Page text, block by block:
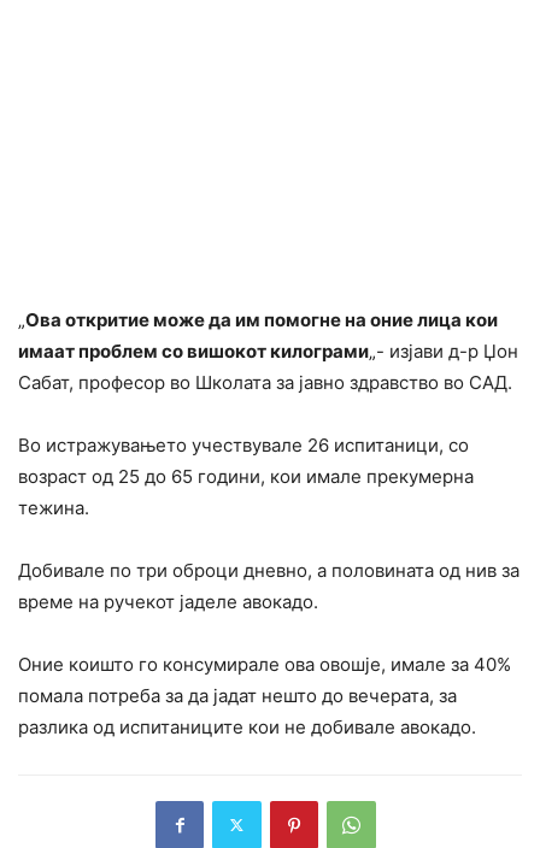
„Ова откритие може да им помогне на оние лица кои
имаат проблем со вишокот килограми„- изјави д-р Џон
Сабат, професор во Школата за јавно здравство во САД.
Во истражувањето учествувале 26 испитаници, со
возраст од 25 до 65 години, кои имале прекумерна
тежина.
Добивале по три оброци дневно, а половината од нив за
време на ручекот јаделе авокадо.
Оние коишто го консумирале ова овошје, имале за 40%
помала потреба за да јадат нешто до вечерата, за
разлика од испитаниците кои не добивале авокадо.